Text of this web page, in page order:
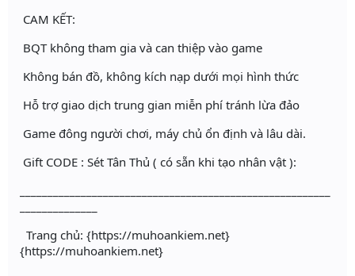
CAM KẾT:
BQT không tham gia và can thiệp vào game
Không bán đồ, không kích nạp dưới mọi hình thức
Hỗ trợ giao dịch trung gian miễn phí tránh lừa đảo
Game đông người chơi, máy chủ ổn định và lâu dài.
Gift CODE : Sét Tân Thủ ( có sẵn khi tạo nhân vật ):
Trang chủ: {https://muhoankiem.net}
{https://muhoankiem.net}